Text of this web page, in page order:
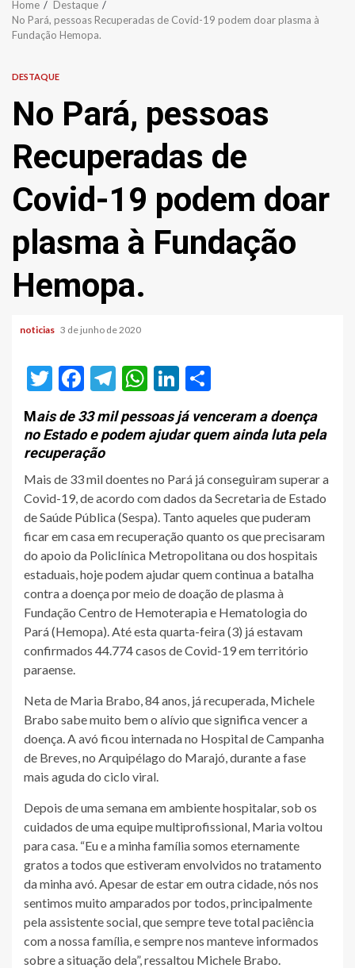
Home
Destaque
No Pará, pessoas Recuperadas de Covid-19 podem doar plasma à
Fundação Hemopa.
DESTAQUE
No Pará, pessoas
Recuperadas de
Covid-19 podem doar
plasma à Fundação
Hemopa.
noticias 3 de junho de 2020
Twitter
Facebook
Telegram
WhatsApp
LinkedIn
Mais de 33 mil pessoas já venceram a doença
no Estado e podem ajudar quem ainda luta pela
recuperação
Mais de 33 mil doentes no Pará já conseguiram superar a
Covid-19, de acordo com dados da Secretaria de Estado
de Saúde Pública (Sespa). Tanto aqueles que puderam
ficar em casa em recuperação quanto os que precisaram
do apoio da Policlínica Metropolitana ou dos hospitais
estaduais, hoje podem ajudar quem continua a batalha
contra a doença por meio de doação de plasma à
Fundação Centro de Hemoterapia e Hematologia do
Pará (Hemopa). Até esta quarta-feira (3) já estavam
confirmados 44.774 casos de Covid-19 em território
paraense.
Neta de Maria Brabo, 84 anos, já recuperada, Michele
Brabo sabe muito bem o alívio que significa vencer a
doença. A avó ficou internada no Hospital de Campanha
de Breves, no Arquipélago do Marajó, durante a fase
mais aguda do ciclo viral.
Depois de uma semana em ambiente hospitalar, sob os
cuidados de uma equipe multiprofissional, Maria voltou
para casa. “Eu e a minha família somos eternamente
gratos a todos que estiveram envolvidos no tratamento
da minha avó. Apesar de estar em outra cidade, nós nos
sentimos muito amparados por todos, principalmente
pela assistente social, que sempre teve total paciência
com a nossa família, e sempre nos manteve informados
sobre a situação dela”, ressaltou Michele Brabo.